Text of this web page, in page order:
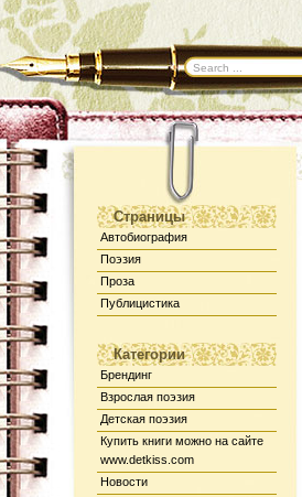
Страницы
Автобиография
Поэзия
Проза
Публицистика
Категории
Брендинг
Взрослая поэзия
Детская поэзия
Купить книги можно на сайте
www.detkiss.com
Новости